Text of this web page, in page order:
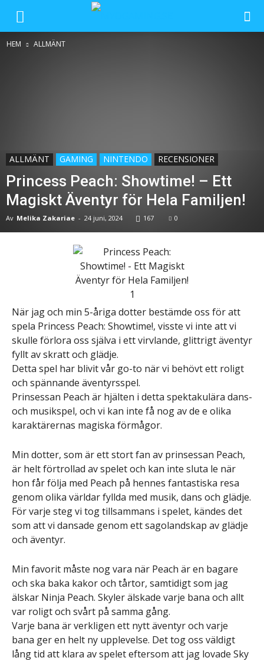
HEM ALLMÄNT
ALLMÄNT GAMING NINTENDO RECENSIONER
Princess Peach: Showtime! – Ett
Magiskt Äventyr för Hela Familjen!
Av Melika Zakariae - 24 juni, 2024 167 0
När jag och min 5-åriga dotter bestämde oss för att
spela Princess Peach: Showtime!, visste vi inte att vi
skulle förlora oss själva i ett virvlande, glittrigt äventyr
fyllt av skratt och glädje.
Detta spel har blivit vår go-to när vi behövt ett roligt
och spännande äventyrsspel.
Prinsessan Peach är hjälten i detta spektakulära dans-
och musikspel, och vi kan inte få nog av de e olika
karaktärernas magiska förmågor.
Min dotter, som är ett stort fan av prinsessan Peach,
är helt förtrollad av spelet och kan inte sluta le när
hon får följa med Peach på hennes fantastiska resa
genom olika världar fyllda med musik, dans och glädje.
För varje steg vi tog tillsammans i spelet, kändes det
som att vi dansade genom ett sagolandskap av glädje
och äventyr.
Min favorit måste nog vara när Peach är en bagare
och ska baka kakor och tårtor, samtidigt som jag
älskar Ninja Peach. Skyler älskade varje bana och allt
var roligt och svårt på samma gång.
Varje bana är verkligen ett nytt äventyr och varje
bana ger en helt ny upplevelse. Det tog oss väldigt
lång tid att klara av spelet eftersom att jag lovade Sky